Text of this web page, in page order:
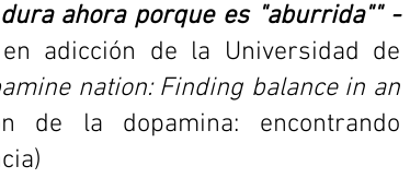
"La vida es increíblemente más dura ahora porque es "aburrida"" -
adicción de la Universidad de
nation: Finding balance in an
de la dopamina: encontrando